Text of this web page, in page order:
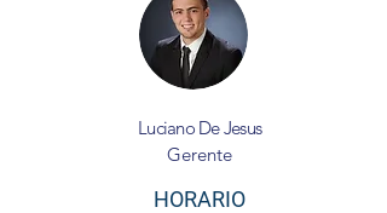
Luciano De Jesus
Gerente
HORARIO